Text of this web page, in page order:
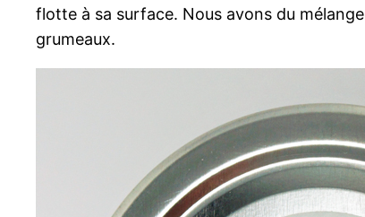
flotte à sa surface. Nous avons du
grumeaux.